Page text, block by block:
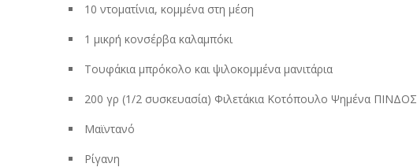
10 ντοματίνια, κομμένα στη μέση
1 μικρή κονσέρβα καλαμπόκι
Τουφάκια μπρόκολο και ψιλοκομμένα μανιτάρια
200 γρ (1/2 συσκευασία) Φιλετάκια Κοτόπουλο Ψημένα ΠΙΝΔΟΣ
Μαϊντανό
Ρίγανη